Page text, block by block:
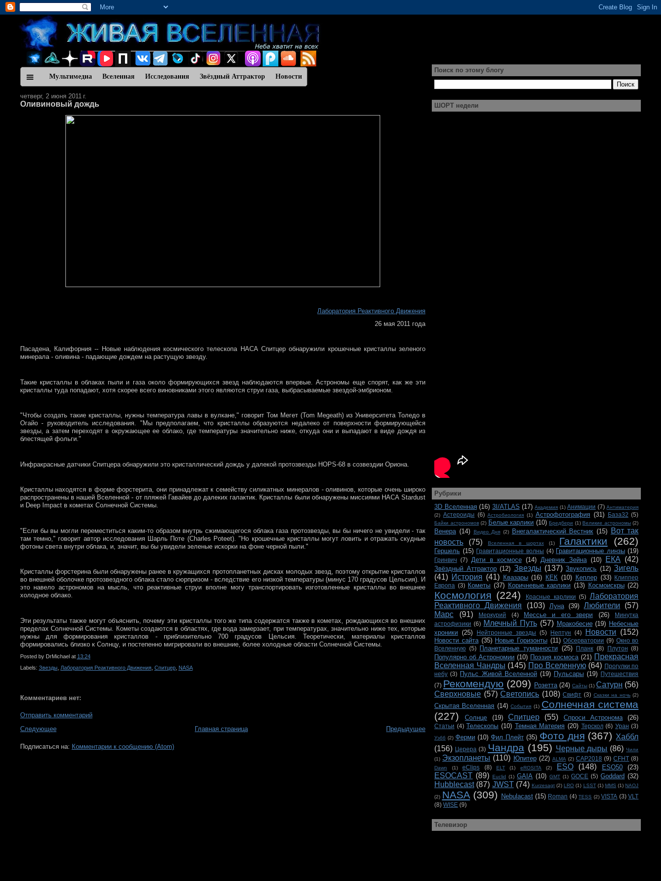
Мультимедиа Вселенная Исследования Звёздный Аттрактор Новости
четверг, 2 июня 2011 г.
Оливиновый дождь
Лаборатория Реактивного Движения
26 мая 2011 года
Пасадена, Калифорния -- Новые наблюдения космического телескопа НАСА Спитцер обнаружили крошечные кристаллы зеленого
минерала - оливина - падающие дождем на растущую звезду.
Такие кристаллы в облаках пыли и газа около формирующихся звезд наблюдаются впервые. Астрономы еще спорят, как же эти
кристаллы туда попадают, хотя скорее всего виновниками этого являются струи газа, выбрасываемые звездой-эмбрионом.
"Чтобы создать такие кристаллы, нужны температура лавы в вулкане," говорит Том Мегет (Tom Megeath) из Университета Толедо в
Огайо - руководитель исследования. "Мы предполагаем, что кристаллы образуются недалеко от поверхности формирующейся
звезды, а затем переходят в окружающее ее облако, где температуры значительно ниже, откуда они и выпадают в виде дождя из
блестящей фольги."
Инфракрасные датчики Спитцера обнаружили это кристаллический дождь у далекой протозвезды HOPS-68 в созвездии Ориона.
Кристаллы находятся в форме форстерита, они принадлежат к семейству силикатных минералов - оливинов, которые очень широко
распространены в нашей Вселенной - от пляжей Гавайев до далеких галактик. Кристаллы были обнаружены миссиями НАСА Stardust
и Deep Impact в кометах Солнечной Системы.
"Если бы вы могли переместиться каким-то образом внутрь сжимающегося облака газа протозвезды, вы бы ничего не увидели - так
там темно," говорит автор исследования Шарль Поте (Charles Poteet). "Но крошечные кристаллы могут ловить и отражать скудные
фотоны света внутри облака, и, значит, вы бы увидели зеленые искорки на фоне черной пыли."
Кристаллы форстерина были обнаружены ранее в кружащихся протопланетных дисках молодых звезд, поэтому открытие кристаллов
во внешней оболочке протозвездного облака стало сюрпризом - вследствие его низкой температуры (минус 170 градусов Цельсия). И
это навело астрономов на мысль, что реактивные струи вполне могу транспортировать изготовленные кристаллы во внешнее
холодное облако.
Эти результаты также могут объяснить, почему эти кристаллы того же типа содержатся также в кометах, рождающихся во внешних
пределах Солнечной Системы. Кометы создаются в областях, где вода замерзает, при температурах, значительно ниже тех, которые
нужны для формирования кристаллов - приблизительно 700 градусов Цельсия. Теоретически, материалы кристаллов
формировались близко к Солнцу, и постепенно мигрировали во внешние, более холодные области Солнечной Системы.
Posted by DrMichael at 13:24
Labels: Звезды, Лаборатория Реактивного Движения, Спитцер, NASA
Комментариев нет:
Отправить комментарий
Следующее
Предыдущее
Главная страница
Подписаться на: Комментарии к сообщению (Atom)
Поиск по этому блогу
ШОРТ недели
Рубрики
3D Вселенная (16) 3I/ATLAS (17) Академия (1) Анимации (7) Антиматерия
(2) Астероиды (6) Астробиология (1) Астрофотография (31) База32 (5)
Байки астрономов (2) Белые карлики (10) Бредбери (1) Великие астрономы (2)
Венера (14) Видео Дня (2) Внегалактический Вестник (15)
Вот так
новость
(75) Вселенная в шортах (1) Галактики (262)
Гершель (15) Гравитационные волны (4) Гравитационные линзы (19)
Гринвич (7) Дети в космосе (14) Дневник Зейна (10) ЕКА (42)
Звёздный Аттрактор (12) Звезды (137) Звукопись (12) Зигель
(41) История (41) Квазары (16) КЕК (10) Кеплер (33) Клиппер
Европа (3) Кометы (37) Коричневые карлики (13) Космоискры (22)
Космология (224) Красные карлики (5) Лаборатория
Реактивного Движения
(103) Луна (39) Любители
(57)
Марс
(91) Меркурий (4) Мессье и его звери (26)
Минутка
астрофизики (6) Млечный Путь (57) Мракобесие (19) Небесные
хроники (25) Нейтронные звезды (5) Нептун (4) Новости (152)
Новости сайта (35) Новые Горизонты (11) Обсерватории (9) Окно во
Вселенную (5) Планетарные туманности (25) Планк (8) Плутон (8)
Популярно об Астрономии (10) Поэзия космоса (21) Прекрасная
Вселенная Чандры (145) Про Вселенную (64) Прогулки по
небу (3) Пульс Живой Вселенной (19) Пульсары (19) Путешествия
(7) Рекомендую (209) Розетта (24) Сайты (1) Сатурн (56)
Сверхновые (57) Светопись (108) Свифт (3) Сказки на ночь (2)
Скрытая Вселенная (14) События (1) Солнечная система
(227)
Солнце (19) Спитцер (55) Спроси Астронома (26)
Статьи (4) Телескопы (10) Темная Материя (20) Терскол (6) Уран (3)
Уэбб (2) Ферми (10) Фил Плейт (35) Фото дня (367) Хаббл
(156) Церера (3) Чандра (195) Черные дыры (86) Чили
(1) Экзопланеты (110) Юпитер (22) ALMA (2) CAP2018 (9) CFHT (8)
Dawn (1) eClips (8) ELT (1) eROSITA (2) ESO (148) ESO50 (23)
ESOCAST (89) Euclid (1) GAIA (10) GMT (1) GOCE (5) Goddard (32)
Hubblecast (87) JWST (74) Kurzesagt (2) LRO (1) LSST (1) MMS (1) NAOJ
(2) NASA (309) Nebulacast (15) Roman (4) TESS (2) VISTA (3) VLT
(8) WISE (9)
Телевизор